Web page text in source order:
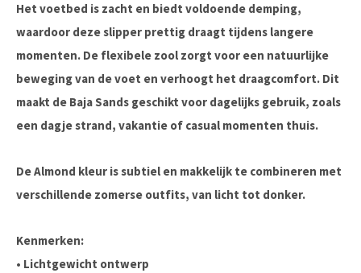
Het voetbed is zacht en biedt voldoende demping,
waardoor deze slipper prettig draagt tijdens langere
momenten. De flexibele zool zorgt voor een natuurlijke
beweging van de voet en verhoogt het draagcomfort. Dit
maakt de Baja Sands geschikt voor dagelijks gebruik, zoals
een dagje strand, vakantie of casual momenten thuis.
De Almond kleur is subtiel en makkelijk te combineren met
verschillende zomerse outfits, van licht tot donker.
Kenmerken:
• Lichtgewicht ontwerp